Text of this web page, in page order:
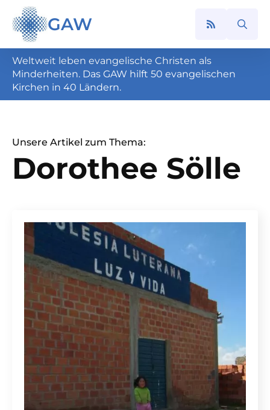
GAW
Search
Weltweit leben evangelische Christen als
Minderheiten. Das GAW hilft 50 evangelischen
Kirchen in 40 Ländern.
Unsere Artikel zum Thema:
Dorothee Sölle